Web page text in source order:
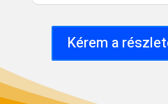
Kérem a